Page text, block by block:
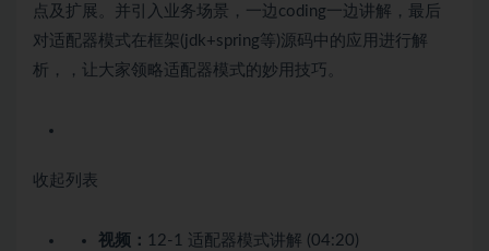
点及扩展。并引入业务场景，一边coding一边讲解，最后
对适配器模式在框架(jdk+spring等)源码中的应用进行解
析，，让大家领略适配器模式的妙用技巧。
收起列表
视频： 12-1 适配器模式讲解 (04:20)